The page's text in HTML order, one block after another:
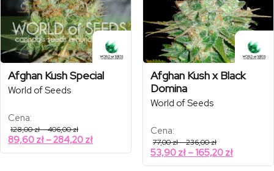
Afghan Kush Special
World of Seeds
Cena:
128,00zł–406,00złZakres
cen:
od
128,00 zł
89,60 zł –284,20 złZakres
cen:
Afghan Kush x Black
Domina
World of Seeds
Cena:
77,00zł–236,00złZakres
cen:
od
77,00 zł
53,90 zł – 165,20 złZakres
cen: